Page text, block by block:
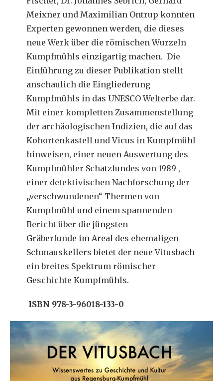
Meixner und Maximilian Ontrup konnten
Experten gewonnen werden, die dieses
neue Werk über die römischen Wurzeln
Kumpfmühls einzigartig machen. Die
Einführung zu dieser Publikation stellt
anschaulich die Eingliederung
Kumpfmühls in das UNESCO Welterbe dar.
Mit einer kompletten Zusammenstellung
der archäologischen Indizien, die auf das
Kohortenkastell und Vicus in Kumpfmühl
hinweisen, einer neuen Auswertung des
Kumpfmühler Schatzfundes von 1989 ,
einer detektivischen Nachforschung der
„verschwundenen“ Thermen von
Kumpfmühl und einem spannenden
Bericht über die jüngsten
Gräberfunde im Areal des ehemaligen
Schmauskellers bietet der neue Vitusbach
ein breites Spektrum römischer
Geschichte Kumpfmühls.
ISBN 978-3-96018-133-0